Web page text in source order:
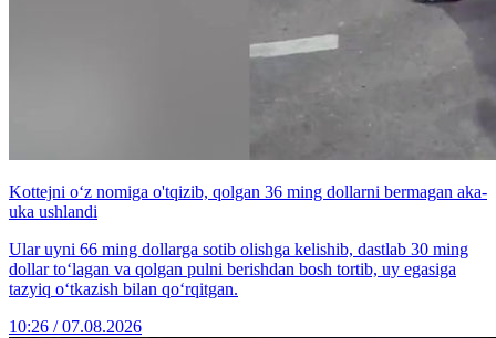
Kottejni o‘z nomiga o'tqizib, qolgan 36 ming dollarni bermagan aka-
uka ushlandi
Ular uyni 66 ming dollarga sotib olishga kelishib, dastlab 30 ming
dollar to‘lagan va qolgan pulni berishdan bosh tortib, uy egasiga
tazyiq o‘tkazish bilan qo‘rqitgan.
10:26 / 07.08.2026